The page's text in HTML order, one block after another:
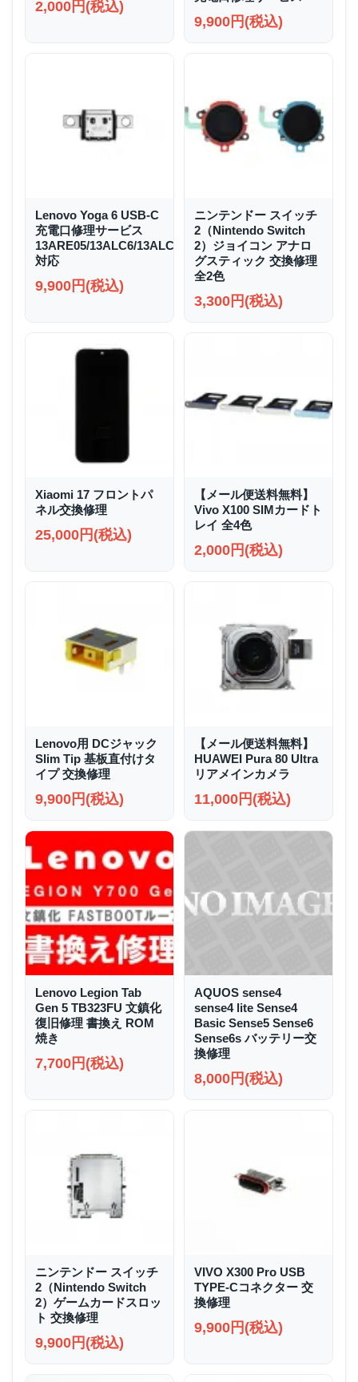
2,000円(税込)
9,900円(税込)
Lenovo Yoga 6 USB-C
充電口修理サービス
13ARE05/13ALC6/13ALC7/13ABR8
対応
9,900円(税込)
ニンテンドー スイッチ
2（Nintendo Switch
2）ジョイコン アナロ
グスティック 交換修理
全2色
3,300円(税込)
Xiaomi 17 フロントパ
ネル交換修理
25,000円(税込)
【メール便送料無料】
Vivo X100 SIMカードト
レイ 全4色
2,000円(税込)
Lenovo用 DCジャック
Slim Tip 基板直付けタ
イプ 交換修理
9,900円(税込)
【メール便送料無料】
HUAWEI Pura 80 Ultra
リアメインカメラ
11,000円(税込)
Lenovo Legion Tab
Gen 5 TB323FU 文鎮化
復旧修理 書換え ROM
焼き
7,700円(税込)
AQUOS sense4
sense4 lite Sense4
Basic Sense5 Sense6
Sense6s バッテリー交
換修理
8,000円(税込)
ニンテンドー スイッチ
2（Nintendo Switch
2）ゲームカードスロッ
ト 交換修理
9,900円(税込)
VIVO X300 Pro USB
TYPE-Cコネクター 交
換修理
9,900円(税込)